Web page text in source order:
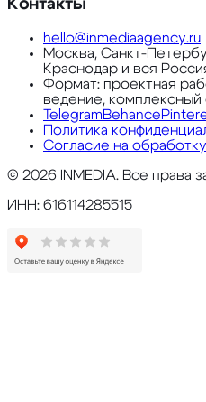
Контакты
hello@inmediaagency.ru
Москва, Санкт-
Краснодар и вся
Формат: проектная
ведение, комплексный
TelegramBehance
Политика
Согласие на
© 2026 INMEDIA. Все права
ИНН: 616114285515